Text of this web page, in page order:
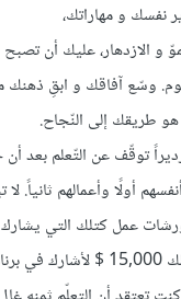
نفسك و مهاراتك،
و الازدهار، عليك أن
وسّع آفاقك و ابقِ ذهنك
طريقك إلى النّجاح.
توقّف عن التّعلم بعد
أولًا وأعمالهم ثانياً. لا
عمل كتلك التي يشارك
حتى $5000 " أو "لا أملك 15,000 $